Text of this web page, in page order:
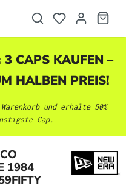
3 CAPS KAUFEN –
HALBEN PREIS!
und erhalte 50%
Cap.
1984